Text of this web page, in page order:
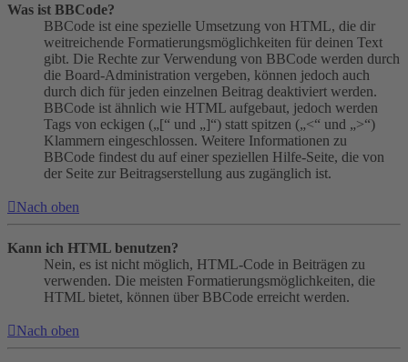
Was ist BBCode?
BBCode ist eine spezielle Umsetzung von HTML, die dir
weitreichende Formatierungsmöglichkeiten für deinen Text
gibt. Die Rechte zur Verwendung von BBCode werden durch
die Board-Administration vergeben, können jedoch auch
durch dich für jeden einzelnen Beitrag deaktiviert werden.
BBCode ist ähnlich wie HTML aufgebaut, jedoch werden
Tags von eckigen („[“ und „]“) statt spitzen („<“ und „>“)
Klammern eingeschlossen. Weitere Informationen zu
BBCode findest du auf einer speziellen Hilfe-Seite, die von
der Seite zur Beitragserstellung aus zugänglich ist.
Nach oben
Kann ich HTML benutzen?
Nein, es ist nicht möglich, HTML-Code in Beiträgen zu
verwenden. Die meisten Formatierungsmöglichkeiten, die
HTML bietet, können über BBCode erreicht werden.
Nach oben